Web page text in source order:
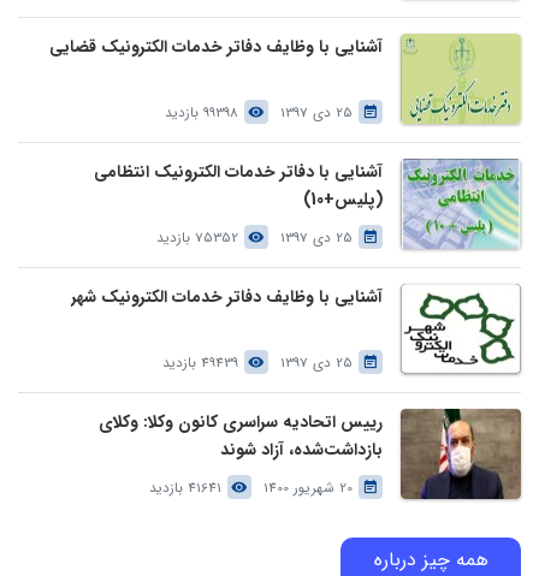
آشنایی با وظایف دفاتر خدمات الکترونیک قضایی
25 دی 1397 99398 بازدید
آشنایی با دفاتر خدمات الکترونیک انتظامی
(پلیس+10)
25 دی 1397 75352 بازدید
آشنایی با وظایف دفاتر خدمات الکترونیک شهر
25 دی 1397 49439 بازدید
رییس اتحادیه سراسری کانون وکلا: وکلای
بازداشت‌شده، آزاد شوند
20 شهریور 1400 41641 بازدید
همه چیز درباره